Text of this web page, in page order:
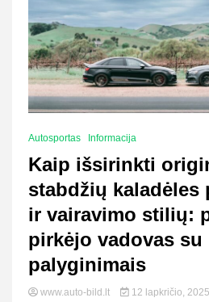
Autosportas Informacija
Kaip išsirinkti
stabdžių kaladėles
ir vairavimo stilių:
pirkėjo vadovas su
palyginimais
www.auto-bild.lt 12 lapkričio, 2025